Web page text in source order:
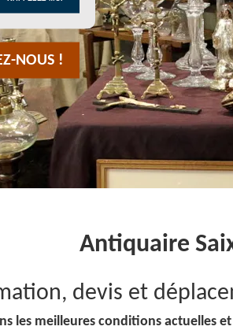
NOUS !
Antiquaire
devis et
les meilleures conditions actuelles